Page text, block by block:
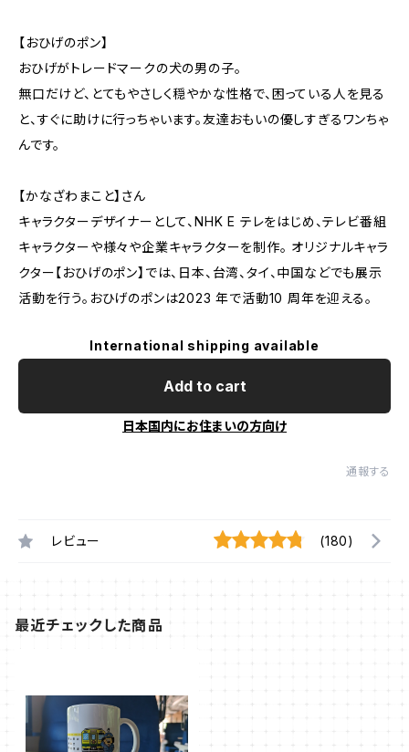
【おひげのポン】
おひげがトレードマークの犬の男の子。
無口だけど、とてもやさしく穏やかな性格で、困っている人を見る
と、すぐに助けに行っちゃいます。友達おもいの優しすぎるワンちゃ
んです。
【かなざわまこと】さん
キャラクターデザイナーとして、NHK E テレをはじめ、テレビ番組
キャラクターや様々や企業キャラクターを制作。 オリジナルキャラ
クター【おひげのポン】では、日本、台湾、タイ、中国などでも展示
活動を行う。おひげのポンは2023 年で活動10 周年を迎える。
International shipping available
Add to cart
日本国内にお住まいの方向け
通報する
レビュー (180)
最近チェックした商品